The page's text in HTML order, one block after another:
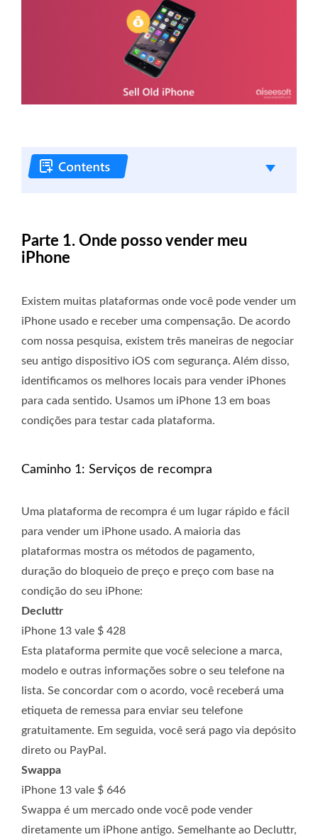
Parte 1. Onde posso vender meu
iPhone
Existem muitas plataformas onde você pode vender um
iPhone usado e receber uma compensação. De acordo
com nossa pesquisa, existem três maneiras de negociar
seu antigo dispositivo iOS com segurança. Além disso,
identificamos os melhores locais para vender iPhones
para cada sentido. Usamos um iPhone 13 em boas
condições para testar cada plataforma.
Caminho 1: Serviços de recompra
Uma plataforma de recompra é um lugar rápido e fácil
para vender um iPhone usado. A maioria das
plataformas mostra os métodos de pagamento,
duração do bloqueio de preço e preço com base na
condição do seu iPhone:
Decluttr
iPhone 13 vale $ 428
Esta plataforma permite que você selecione a marca,
modelo e outras informações sobre o seu telefone na
lista. Se concordar com o acordo, você receberá uma
etiqueta de remessa para enviar seu telefone
gratuitamente. Em seguida, você será pago via depósito
direto ou PayPal.
Swappa
iPhone 13 vale $ 646
Swappa é um mercado onde você pode vender
diretamente um iPhone antigo. Semelhante ao Decluttr,